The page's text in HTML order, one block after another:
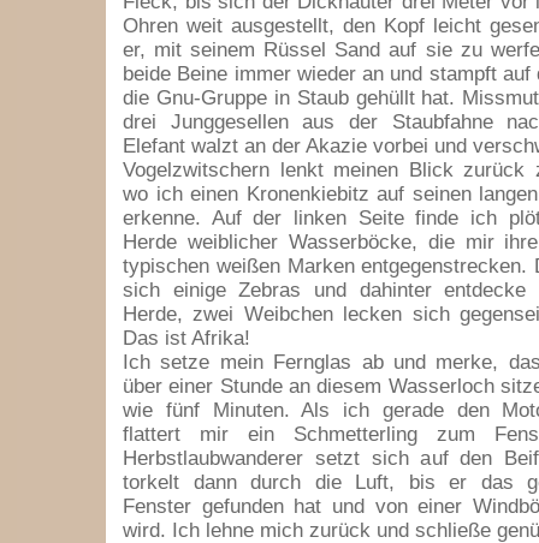
Ohren weit ausgestellt, den Kopf leicht
er, mit seinem Rüssel Sand auf sie zu
beide Beine immer wieder an und stampft auf
die Gnu-Gruppe in Staub gehüllt hat.
drei Junggesellen aus der Staubfahne
Elefant walzt an der Akazie vorbei und
Vogelzwitschern lenkt meinen Blick zurück
wo ich einen Kronenkiebitz auf seinen
erkenne. Auf der linken Seite finde ich
Herde weiblicher Wasserböcke, die mir
typischen weißen Marken entgegenstrecken.
sich einige Zebras und dahinter entdecke
Herde, zwei Weibchen lecken sich
Das ist Afrika!
Ich setze mein Fernglas ab und merke,
über einer Stunde an diesem Wasserloch
wie fünf Minuten. Als ich gerade den
flattert mir ein Schmetterling zum
Herbstlaubwanderer setzt sich auf den
torkelt dann durch die Luft, bis er das
Fenster gefunden hat und von einer
wird. Ich lehne mich zurück und schließe